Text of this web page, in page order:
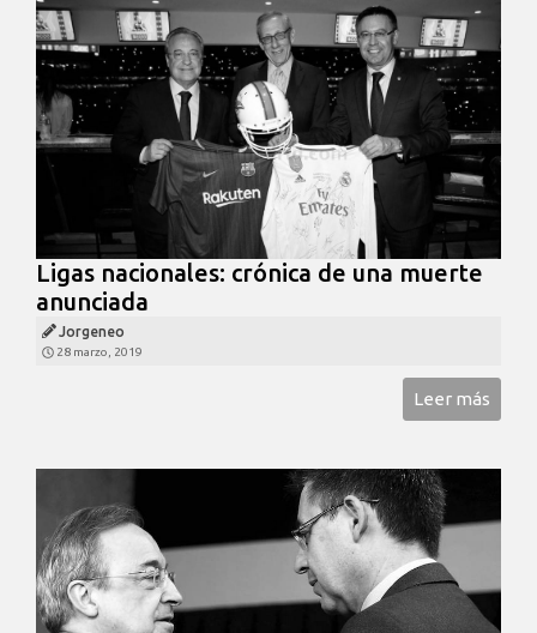
Ligas nacionales: crónica de una muerte
anunciada
Jorgeneo
28 marzo, 2019
Leer más